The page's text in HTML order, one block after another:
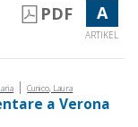
PDF A
ARTIKEL
| Cunico, Laura
a Verona